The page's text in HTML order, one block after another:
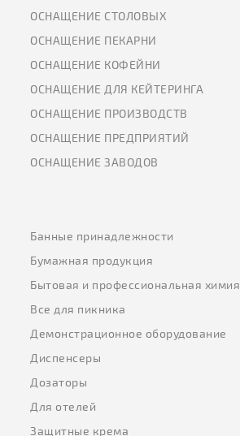
ОСНАЩЕНИЕ СТОЛОВЫХ
ОСНАЩЕНИЕ ПЕКАРНИ
ОСНАЩЕНИЕ КОФЕЙНИ
ОСНАЩЕНИЕ ДЛЯ КЕЙТЕРИНГА
ОСНАЩЕНИЕ ПРОИЗВОДСТВ
ОСНАЩЕНИЕ ПРЕДПРИЯТИЙ
ОСНАЩЕНИЕ ЗАВОДОВ
Банные принадлежности
Бумажная продукция
Бытовая и профессиональная химия
Все для пикника
Демонстрационное оборудование
Диспенсеры
Дозаторы
Для отелей
Защитные крема